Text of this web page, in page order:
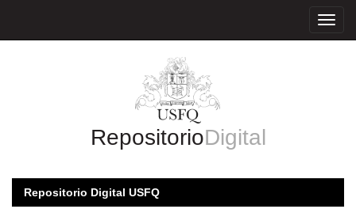
RepositorioDigital
Repositorio Digital USFQ